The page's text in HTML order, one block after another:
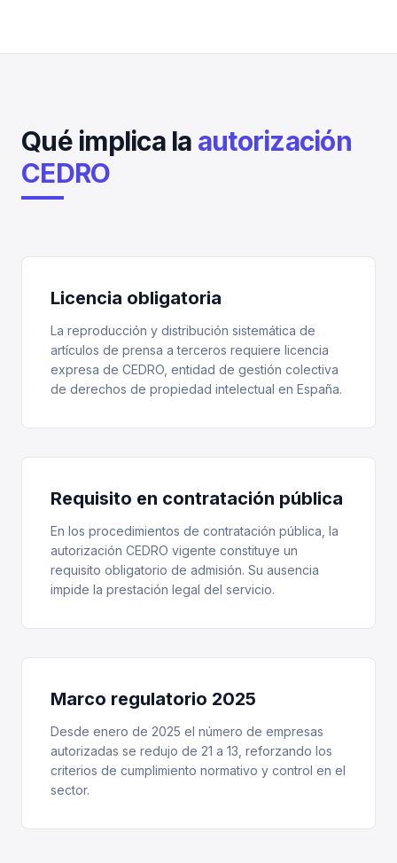
Qué implica la autorización
CEDRO
Licencia obligatoria
La reproducción y distribución sistemática de
artículos de prensa a terceros requiere licencia
expresa de CEDRO, entidad de gestión colectiva
de derechos de propiedad intelectual en España.
Requisito en contratación pública
En los procedimientos de contratación pública, la
autorización CEDRO vigente constituye un
requisito obligatorio de admisión. Su ausencia
impide la prestación legal del servicio.
Marco regulatorio 2025
Desde enero de 2025 el número de empresas
autorizadas se redujo de 21 a 13, reforzando los
criterios de cumplimiento normativo y control en el
sector.